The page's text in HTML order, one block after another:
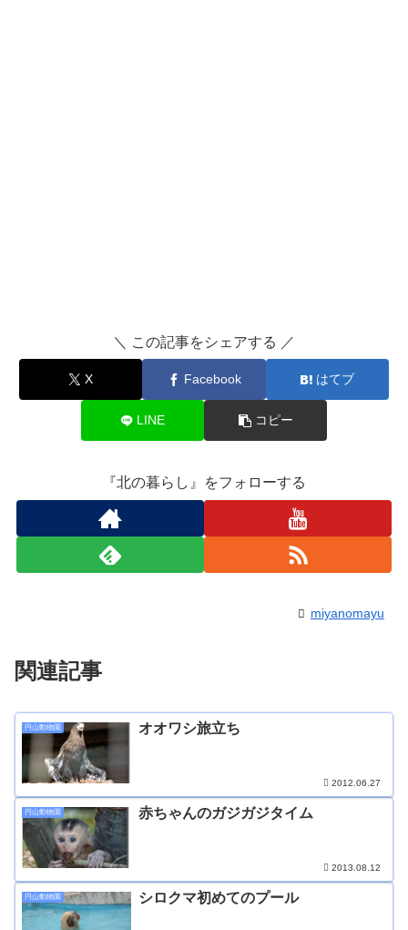
＼ この記事をシェアする ／
X Facebook はてブ
LINE コピー
『北の暮らし』をフォローする
miyanomayu
関連記事
円山動物園 オオワシ旅立ち
2012.06.27
円山動物園 赤ちゃんのガジガジタイム
2013.08.12
円山動物園 シロクマ初めてのプール